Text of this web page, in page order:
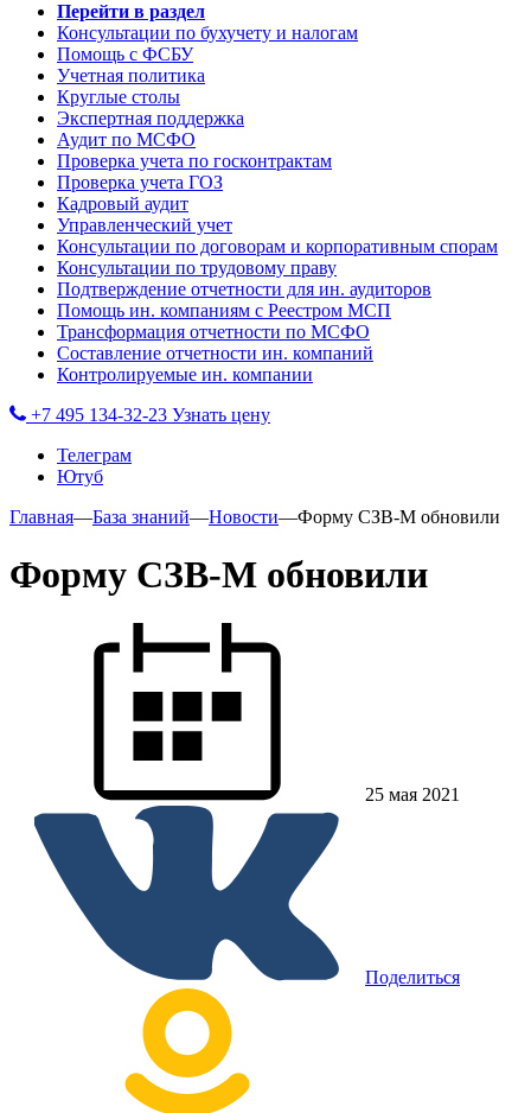
Перейти в раздел
Консультации по бухучету и налогам
Помощь с ФСБУ
Учетная политика
Круглые столы
Экспертная поддержка
Аудит по МСФО
Проверка учета по госконтрактам
Проверка учета ГОЗ
Кадровый аудит
Управленческий учет
Консультации по договорам и корпоративным спорам
Консультации по трудовому праву
Подтверждение отчетности для ин. аудиторов
Помощь ин. компаниям с Реестром МСП
Трансформация отчетности по МСФО
Составление отчетности ин. компаний
Контролируемые ин. компании
+7 495 134-32-23 Узнать цену
Телеграм
Ютуб
Главная—База знаний—Новости—Форму СЗВ-М обновили
Форму СЗВ-М обновили
25 мая 2021
Поделиться